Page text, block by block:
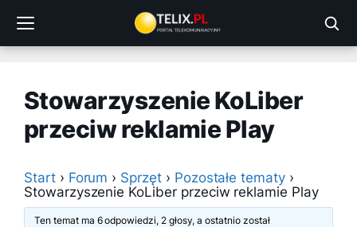
treści
Stowarzyszenie KoLiber
przeciw reklamie Play
Start › Forum › Sprzęt › Pozostałe tematy ›
Stowarzyszenie KoLiber przeciw reklamie Play
Ten temat ma 6 odpowiedzi, 2 głosy, a ostatnio został